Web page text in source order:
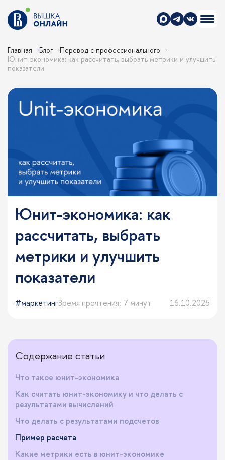
Главная Блог
Перевод с профессионального
Юнит-экономика: как рассчитать, выбрать метрики и улучшить
показатели
Юнит-экономика: как
рассчитать, выбрать
метрики и улучшить
показатели
маркетингВремя прочтения: 7 минут 16.10.2025
Содержание статьи
Что такое юнит-экономика
Как считать юнит-экономику и что делать с
результатами вычислений
Что делать с результатами подсчетов
Пример расчета
Какие метрики есть в юнит-экономике